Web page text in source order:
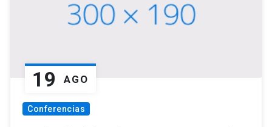
19 AGO
Conferencias